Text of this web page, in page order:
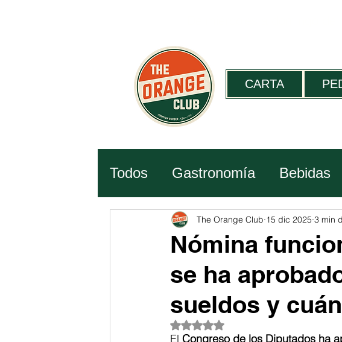
CARTA
Todos Gastronomía Bebidas
Historia Ciencia Viajes
Nómina
se ha
sueldos y
The Orange Club 15 dic 2025 3 min
Obtuvo NaN de 5 estrellas.
El Congreso de los Diputados ha